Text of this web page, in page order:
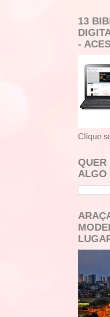
13
-
Clique
QUER
ALGO